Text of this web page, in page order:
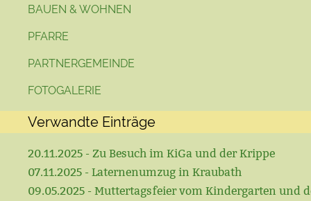
BAUEN & WOHNEN
PFARRE
PARTNERGEMEINDE
FOTOGALERIE
Verwandte Einträge
20.11.2025 - Zu Besuch im KiGa und der Krippe
07.11.2025 - Laternenumzug in Kraubath
09.05.2025 - Muttertagsfeier vom Kindergarten und